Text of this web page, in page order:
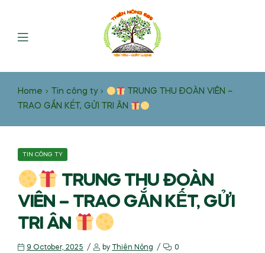
Home Tin công ty
TRUNG THU ĐOÀN VIÊN –
TRAO GẮN KẾT, GỬI TRI ÂN
TIN CÔNG TY
TRUNG THU ĐOÀN
VIÊN – TRAO GẮN KẾT, GỬI
TRI ÂN
9 October, 2025 by Thiên Nông 0